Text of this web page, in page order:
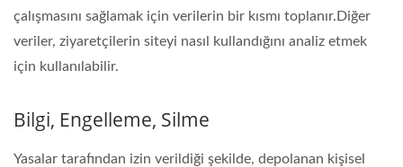
çalışmasını sağlamak için verilerin bir kısmı toplanır.Diğer
veriler, ziyaretçilerin siteyi nasıl kullandığını analiz etmek
için kullanılabilir.
Bilgi, Engelleme, Silme
Yasalar tarafından izin verildiği şekilde, depolanan kişisel